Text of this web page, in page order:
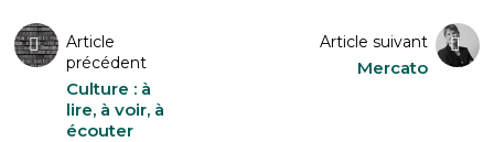
Article
précédent
Culture : à
lire, à voir, à
écouter
Article suivant
Mercato